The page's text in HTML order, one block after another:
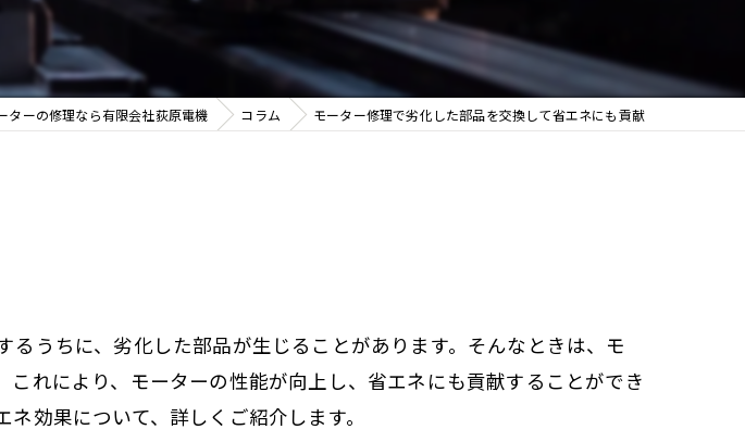
メンテナンス
販売
ターの修理なら有限会社荻原電機 コラム モーター修理で劣化した部品を交換して省エネにも貢献
うちに、劣化した部品が生じることがあります。そんなときは、モ
れにより、モーターの性能が向上し、省エネにも貢献することができ
効果について、詳しくご紹介します。